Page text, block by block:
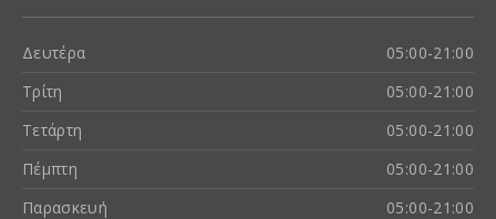
Δευτέρα
05:00-21:00
Τρίτη
05:00-21:00
Τετάρτη
05:00-21:00
Πέμπτη
05:00-21:00
Παρασκευή
05:00-21:00